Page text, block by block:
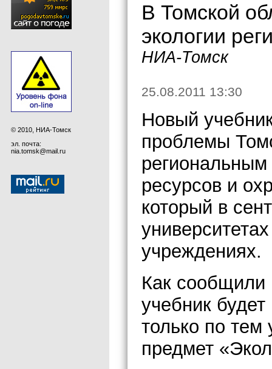
© 2010, НИА-Томск
эл. почта:
nia.tomsk@mail.ru
В Томской
экологии
НИА-Томск
25.08.2011 13:30
Новый
проблемы
ресурсов и
который в
учреждениях.
Как
учебник
только по тем
предмет